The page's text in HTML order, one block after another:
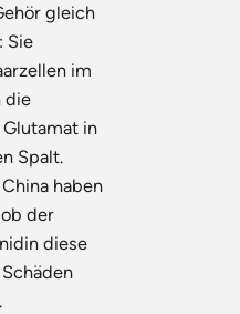
gleich
Sie
im
die
in
Spalt.
haben
der
diese